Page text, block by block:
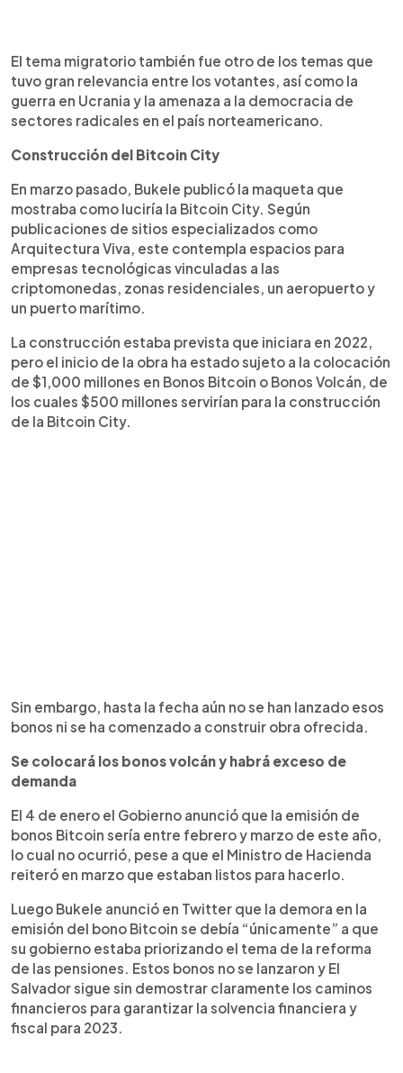
El tema migratorio también fue otro de los temas que
tuvo gran relevancia entre los votantes, así como la
guerra en Ucrania y la amenaza a la democracia de
sectores radicales en el país norteamericano.
Construcción del Bitcoin City
En marzo pasado, Bukele publicó la maqueta que
mostraba como luciría la Bitcoin City. Según
publicaciones de sitios especializados como
Arquitectura Viva, este contempla espacios para
empresas tecnológicas vinculadas a las
criptomonedas, zonas residenciales, un aeropuerto y
un puerto marítimo.
La construcción estaba prevista que iniciara en 2022,
pero el inicio de la obra ha estado sujeto a la colocación
de $1,000 millones en Bonos Bitcoin o Bonos Volcán, de
los cuales $500 millones servirían para la construcción
de la Bitcoin City.
Sin embargo, hasta la fecha aún no se han lanzado esos
bonos ni se ha comenzado a construir obra ofrecida.
Se colocará los bonos volcán y habrá exceso de
demanda
El 4 de enero el Gobierno anunció que la emisión de
bonos Bitcoin sería entre febrero y marzo de este año,
lo cual no ocurrió, pese a que el Ministro de Hacienda
reiteró en marzo que estaban listos para hacerlo.
Luego Bukele anunció en Twitter que la demora en la
emisión del bono Bitcoin se debía “únicamente” a que
su gobierno estaba priorizando el tema de la reforma
de las pensiones. Estos bonos no se lanzaron y El
Salvador sigue sin demostrar claramente los caminos
financieros para garantizar la solvencia financiera y
fiscal para 2023.